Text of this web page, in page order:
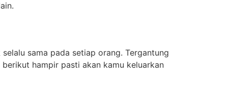
sama pada setiap orang. Tergantung
hampir pasti akan kamu keluarkan